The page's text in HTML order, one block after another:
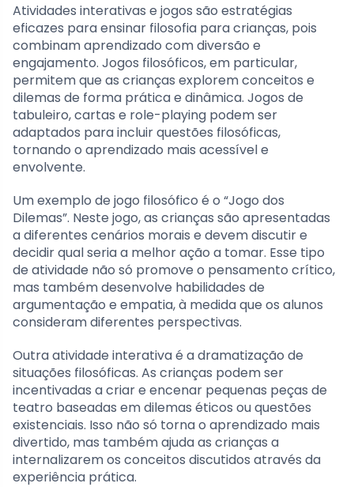
Atividades interativas e jogos são estratégias
eficazes para ensinar filosofia para crianças, pois
combinam aprendizado com diversão e
engajamento. Jogos filosóficos, em particular,
permitem que as crianças explorem conceitos e
dilemas de forma prática e dinâmica. Jogos de
tabuleiro, cartas e role-playing podem ser
adaptados para incluir questões filosóficas,
tornando o aprendizado mais acessível e
envolvente.
Um exemplo de jogo filosófico é o “Jogo dos
Dilemas”. Neste jogo, as crianças são apresentadas
a diferentes cenários morais e devem discutir e
decidir qual seria a melhor ação a tomar. Esse tipo
de atividade não só promove o pensamento crítico,
mas também desenvolve habilidades de
argumentação e empatia, à medida que os alunos
consideram diferentes perspectivas.
Outra atividade interativa é a dramatização de
situações filosóficas. As crianças podem ser
incentivadas a criar e encenar pequenas peças de
teatro baseadas em dilemas éticos ou questões
existenciais. Isso não só torna o aprendizado mais
divertido, mas também ajuda as crianças a
internalizarem os conceitos discutidos através da
experiência prática.